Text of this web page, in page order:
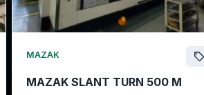
MAZAK
MAZAK SLANT TURN 500 M